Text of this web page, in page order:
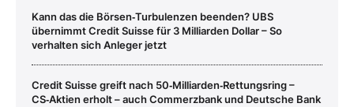
Kann das die Börsen‑Turbulenzen beenden? UBS
übernimmt Credit Suisse für 3 Milliarden Dollar – So
verhalten sich Anleger jetzt
Credit Suisse greift nach 50‑Milliarden‑Rettungsring –
CS‑Aktien erholt – auch Commerzbank und Deutsche Bank